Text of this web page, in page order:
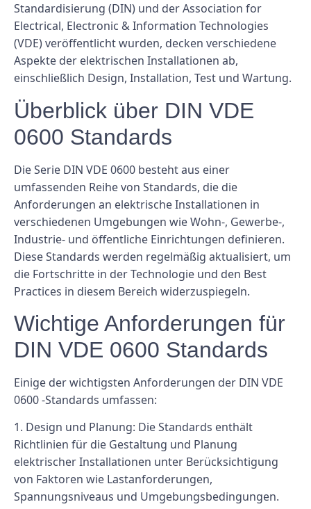
Standardisierung (DIN) und der Association for
Electrical, Electronic & Information Technologies
(VDE) veröffentlicht wurden, decken verschiedene
Aspekte der elektrischen Installationen ab,
einschließlich Design, Installation, Test und Wartung.
Überblick über DIN VDE
0600 Standards
Die Serie DIN VDE 0600 besteht aus einer
umfassenden Reihe von Standards, die die
Anforderungen an elektrische Installationen in
verschiedenen Umgebungen wie Wohn-, Gewerbe-,
Industrie- und öffentliche Einrichtungen definieren.
Diese Standards werden regelmäßig aktualisiert, um
die Fortschritte in der Technologie und den Best
Practices in diesem Bereich widerzuspiegeln.
Wichtige Anforderungen für
DIN VDE 0600 Standards
Einige der wichtigsten Anforderungen der DIN VDE
0600 -Standards umfassen:
1. Design und Planung: Die Standards enthält
Richtlinien für die Gestaltung und Planung
elektrischer Installationen unter Berücksichtigung
von Faktoren wie Lastanforderungen,
Spannungsniveaus und Umgebungsbedingungen.